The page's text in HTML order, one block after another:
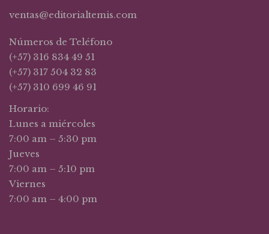
ventas@editorialtemis.com
Números de Teléfono
(+57) 316 834 49 51
(+57) 317 504 32 83
(+57) 310 699 46 91
Horario:
Lunes a miércoles
7:00 am – 5:30 pm
Jueves
7:00 am – 5:10 pm
Viernes
7:00 am – 4:00 pm